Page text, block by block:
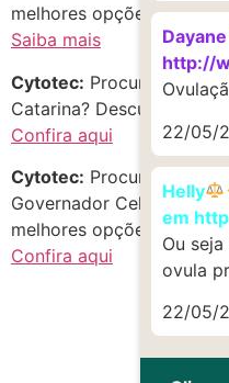
melhores opções!
Saiba mais
Cytotec: Procurando c-
Catarina? Descubra
Confira aqui
Cytotec: Procurando
Governador Celso
melhores opções do
Confira aqui
http://
22/05/
Helly
em
Ou
ovula
22/05/